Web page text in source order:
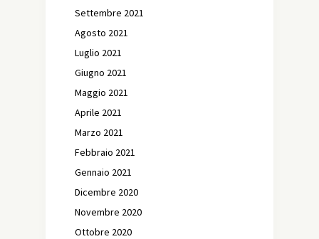
Settembre 2021
Agosto 2021
Luglio 2021
Giugno 2021
Maggio 2021
Aprile 2021
Marzo 2021
Febbraio 2021
Gennaio 2021
Dicembre 2020
Novembre 2020
Ottobre 2020